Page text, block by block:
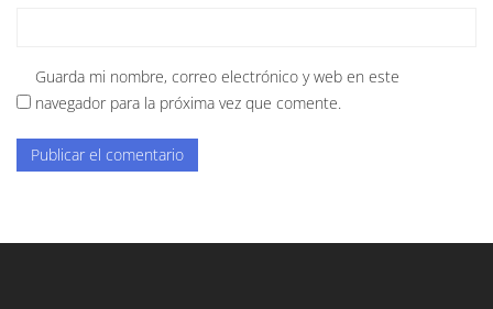
Guarda mi nombre, correo electrónico y web en este
navegador para la próxima vez que comente.